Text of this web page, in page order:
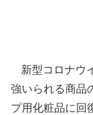
新型コロナウ
強いられる商品
プ用化粧品に回